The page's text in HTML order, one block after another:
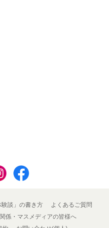
験談」の書き方
よくあるご質問
係・マスメディアの皆様へ